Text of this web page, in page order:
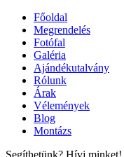
Főoldal
Megrendelés
Fotófal
Galéria
Ajándékutalvány
Rólunk
Árak
Vélemények
Blog
Montázs
Segíthetünk? Hívj minket!